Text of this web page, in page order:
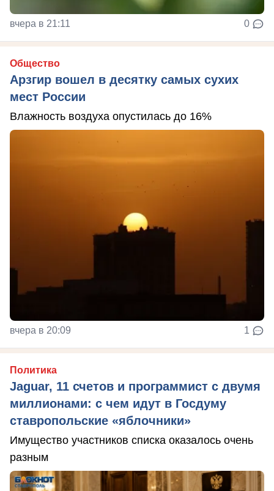
вчера в 21:11 0
Общество
Арзгир вошел в десятку самых сухих
мест России
Влажность воздуха опустилась до 16%
вчера в 20:09 1
Политика
Jaguar, 11 счетов и программист с двумя
миллионами: с чем идут в Госдуму
ставропольские «яблочники»
Имущество участников списка оказалось очень
разным